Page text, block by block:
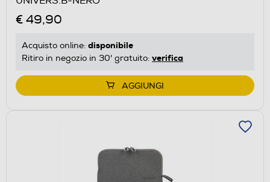
€ 49,90
Acquisto online: disponibile
Ritiro in negozio in 30' gratuito: verifica
AGGIUNGI